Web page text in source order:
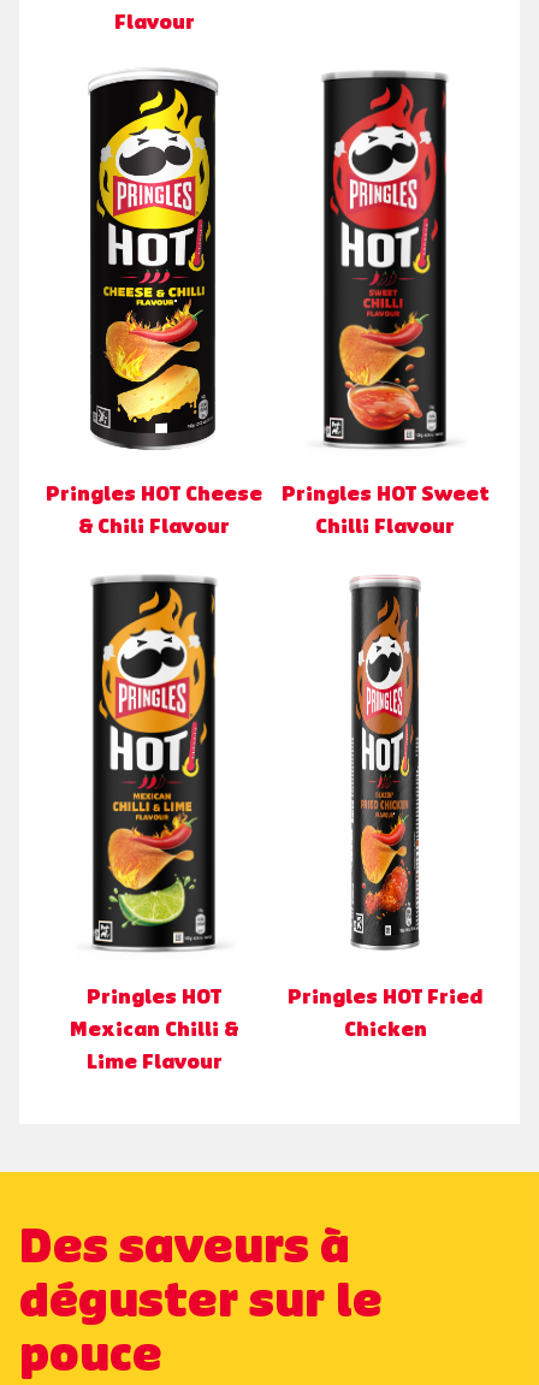
Flavour
Pringles HOT Cheese
& Chili Flavour
Pringles HOT Sweet
Chilli Flavour
Pringles HOT
Mexican Chilli &
Lime Flavour
Pringles HOT Fried
Chicken
Des saveurs à
déguster sur le
pouce